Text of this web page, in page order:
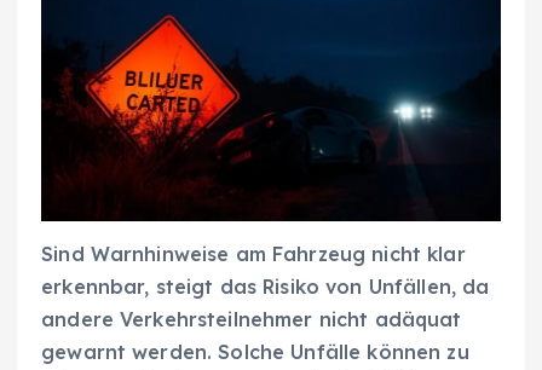
Sind Warnhinweise am Fahrzeug nicht klar
erkennbar, steigt das Risiko von Unfällen, da
andere Verkehrsteilnehmer nicht adäquat
gewarnt werden. Solche Unfälle können zu